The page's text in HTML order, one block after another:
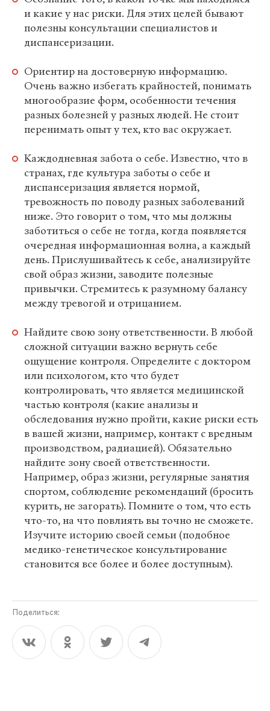
и какие у нас риски. Для этих целей бывают
полезны консультации специалистов и
диспансеризации.
Ориентир на достоверную информацию.
Очень важно избегать крайностей, понимать
многообразие форм, особенности течения
разных болезней у разных людей. Не стоит
перенимать опыт у тех, кто вас окружает.
Каждодневная забота о себе. Известно, что в
странах, где культура заботы о себе и
диспансеризация является нормой,
тревожность по поводу разных заболеваний
ниже. Это говорит о том, что мы должны
заботиться о себе не тогда, когда появляется
очередная информационная волна, а каждый
день. Прислушивайтесь к себе, анализируйте
свой образ жизни, заводите полезные
привычки. Стремитесь к разумному балансу
между тревогой и отрицанием.
Найдите свою зону ответственности. В любой
сложной ситуации важно вернуть себе
ощущение контроля. Определите с доктором
или психологом, кто что будет
контролировать, что является медицинской
частью контроля (какие анализы и
обследования нужно пройти, какие риски есть
в вашей жизни, например, контакт с вредным
производством, радиацией). Обязательно
найдите зону своей ответственности.
Например, образ жизни, регулярные занятия
спортом, соблюдение рекомендаций (бросить
курить, не загорать). Помните о том, что есть
что-то, на что повлиять вы точно не сможете.
Изучите историю своей семьи (подобное
медико-генетическое консультирование
становится все более и более доступным).
Поделиться: